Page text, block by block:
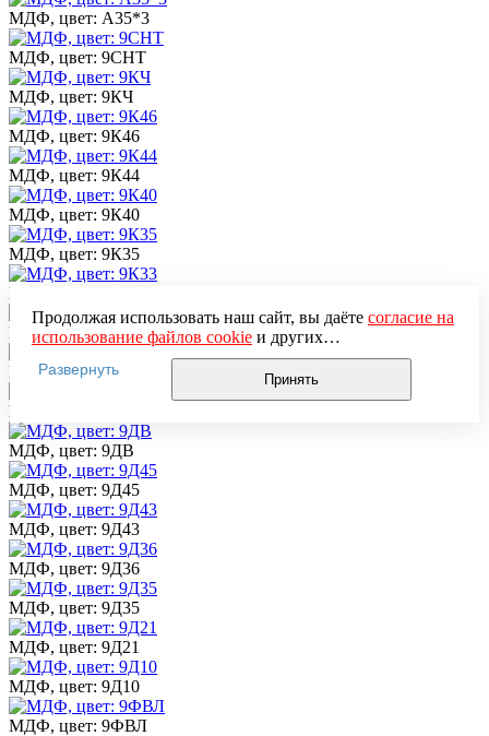
МДФ, цвет: А35*3
МДФ, цвет: 9СНТ
МДФ, цвет: 9КЧ
МДФ, цвет: 9К46
МДФ, цвет: 9К44
МДФ, цвет: 9К40
МДФ, цвет: 9К35
МДФ, цвет: 9К33
МДФ, цвет: 9К21
МДФ, цвет: 9К11
МДФ, цвет: 9ДНТ
МДФ, цвет: 9ДВ
МДФ, цвет: 9Д45
МДФ, цвет: 9Д43
МДФ, цвет: 9Д36
МДФ, цвет: 9Д35
МДФ, цвет: 9Д21
МДФ, цвет: 9Д10
МДФ, цвет: 9ФВЛ
Продолжая использовать наш сайт, вы даёте согласие на
использование файлов cookieи других
пользовательских данных (включая IP-адрес, сведения о
местоположении, устройстве, действиях на сайте и т. п.)
для функционирования сайта, проведения
использования систем аналитики (например,
Яндекс.Метрика), в соответствии с нашей
обработки персональных данных.
Если вы не хотите, чтобы ваши данные обрабатывались,
настройте ограничения в браузере или покиньте сайт.
Развернуть
Принять